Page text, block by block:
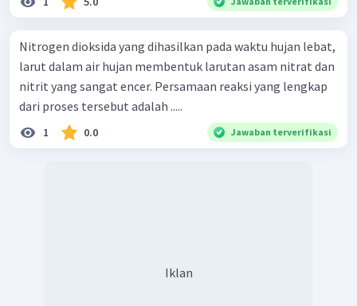
Nitrogen dioksida yang dihasilkan pada waktu hujan lebat,
larut dalam air hujan membentuk larutan asam nitrat dan
nitrit yang sangat encer. Persamaan reaksi yang lengkap
dari proses tersebut adalah .....
1 0.0 Jawaban terverifikasi
Iklan